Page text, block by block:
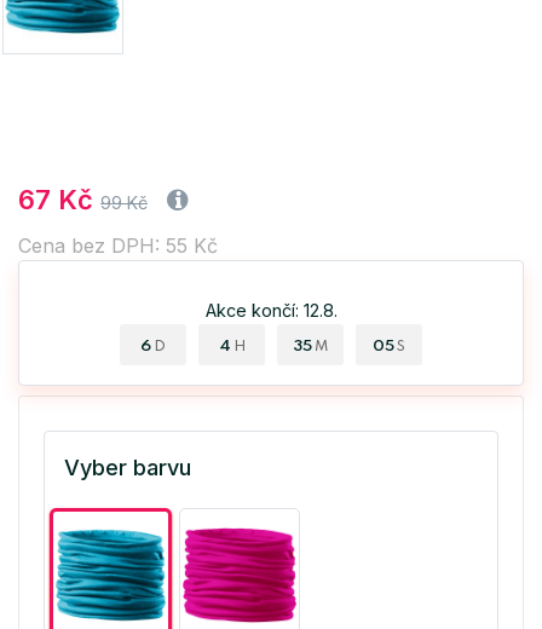
67 Kč 99 Kč
Cena bez DPH: 55 Kč
Akce končí: 12.8.
6 D 4 H 35 M 05S
Vyber barvu